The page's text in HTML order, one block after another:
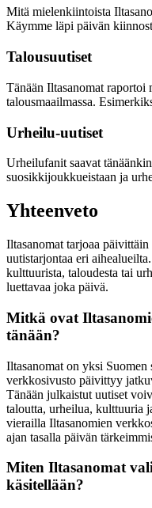
Mitä mielenkiintoista
Käymme läpi päivän
Talousuutiset
Tänään Iltasanomat raportoi
talousmaailmassa.
Urheilu-uutiset
Urheilufanit saavat
suosikkijoukkueistaan ja
Yhteenveto
Iltasanomat tarjoaa
uutistarjontaa eri
kulttuurista, taloudesta tai
luettavaa joka päivä.
Mitkä ovat
tänään?
Iltasanomat on yksi Suomen
verkkosivusto päivittyy
Tänään julkaistut uutiset
taloutta, urheilua, kulttuuria
vierailla Iltasanomien
ajan tasalla päivän
Miten Iltasanomat
käsitellään?